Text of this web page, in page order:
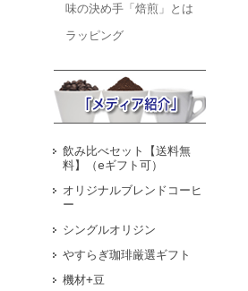
味の決め手「焙煎」とは
ラッピング
飲み比べセット【送料無
料】（eギフト可）
オリジナルブレンドコーヒ
ー
シングルオリジン
やすらぎ珈琲厳選ギフト
機材+豆